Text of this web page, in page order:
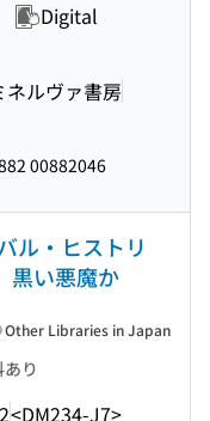
Digital
ネルヴァ書房
00882046
ル・ヒストリ
黒い悪魔か
り
<DM234-J7>
Other Libraries in Japan